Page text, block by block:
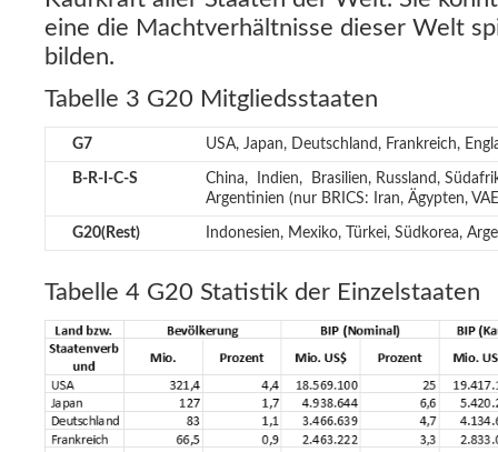
eine die Machtverhältnisse dieser Welt
bilden.
Tabelle 3 G20 Mitgliedsstaaten
G7 USA, Japan, Deutschland, Frankreich,
B-R-I-C-S
China, Indien, Brasilien, Russland,
Argentinien (nur BRICS: Iran, Ägypten,
G20(Rest) Indonesien, Mexiko, Türkei, Südkorea,
Tabelle 4 G20 Statistik der Einzelstaaten